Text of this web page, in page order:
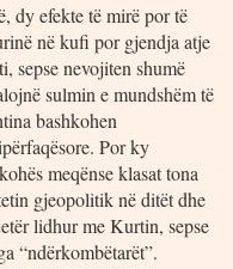
dy efekte të mirë por të
në kufi por gjendja atje
sepse nevojiten shumë
sulmin e mundshëm të
bashkohen
Por ky
meqënse klasat tona
gjeopolitik në ditët dhe
lidhur me Kurtin, sepse
“ndërkombëtarët”.